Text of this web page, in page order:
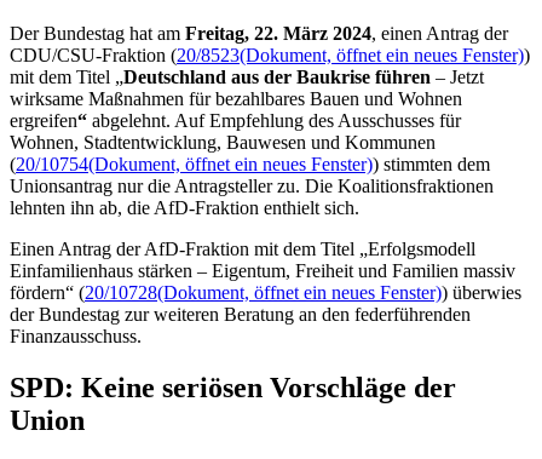
Der Bundestag hat am Freitag, 22. März 2024, einen Antrag der
CDU/CSU-Fraktion (20/8523(Dokument, öffnet ein neues Fenster))
mit dem Titel „Deutschland aus der Baukrise führen – Jetzt
wirksame Maßnahmen für bezahlbares Bauen und Wohnen
ergreifen“ abgelehnt. Auf Empfehlung des Ausschusses für
Wohnen, Stadtentwicklung, Bauwesen und Kommunen
(20/10754(Dokument, öffnet ein neues Fenster)) stimmten dem
Unionsantrag nur die Antragsteller zu. Die Koalitionsfraktionen
lehnten ihn ab, die AfD-Fraktion enthielt sich.
Einen Antrag der AfD-Fraktion mit dem Titel „Erfolgsmodell
Einfamilienhaus stärken – Eigentum, Freiheit und Familien massiv
fördern“ (20/10728(Dokument, öffnet ein neues Fenster)) überwies
der Bundestag zur weiteren Beratung an den federführenden
Finanzausschuss.
SPD: Keine seriösen Vorschläge der
Union